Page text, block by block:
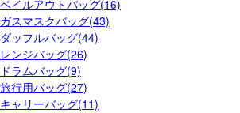
ベイルアウトバッグ(16)
ガスマスクバッグ(43)
ダッフルバッグ(44)
レンジバッグ(26)
ドラムバッグ(9)
旅行用バッグ(27)
キャリーバッグ(11)